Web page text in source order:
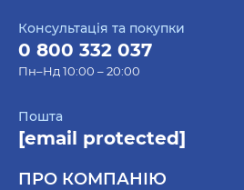
Консультація та покупки
0 800 332 037
Пн–Нд 10:00 – 20:00
Пошта
[email protected]
ПРО КОМПАНІЮ